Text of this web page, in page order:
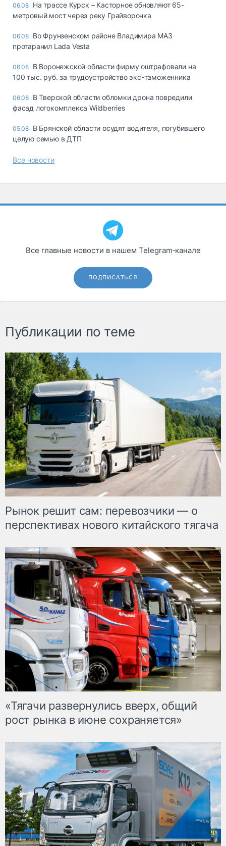
06.08 На трассе Курск – Касторное обновляют 65-
метровый мост через реку Грайворонка
06.08 Во Фрунзенском районе Владимира МАЗ
протаранил Lada Vesta
06.08 В Воронежской области фирму оштрафовали на
100 тыс. руб. за трудоустройство экс-таможенника
06.08 В Тверской области обломки дрона повредили
фасад логокомплекса Wildberries
05.08 В Брянской области осудят водителя, погубившего
целую семью в ДТП
Все новости
Все главные новости в нашем Telegram‑канале
ПОДПИСАТЬСЯ
Публикации по теме
Рынок решит сам: перевозчики — о
перспективах нового китайского тягача
«Тягачи развернулись вверх, общий
рост рынка в июне сохраняется»